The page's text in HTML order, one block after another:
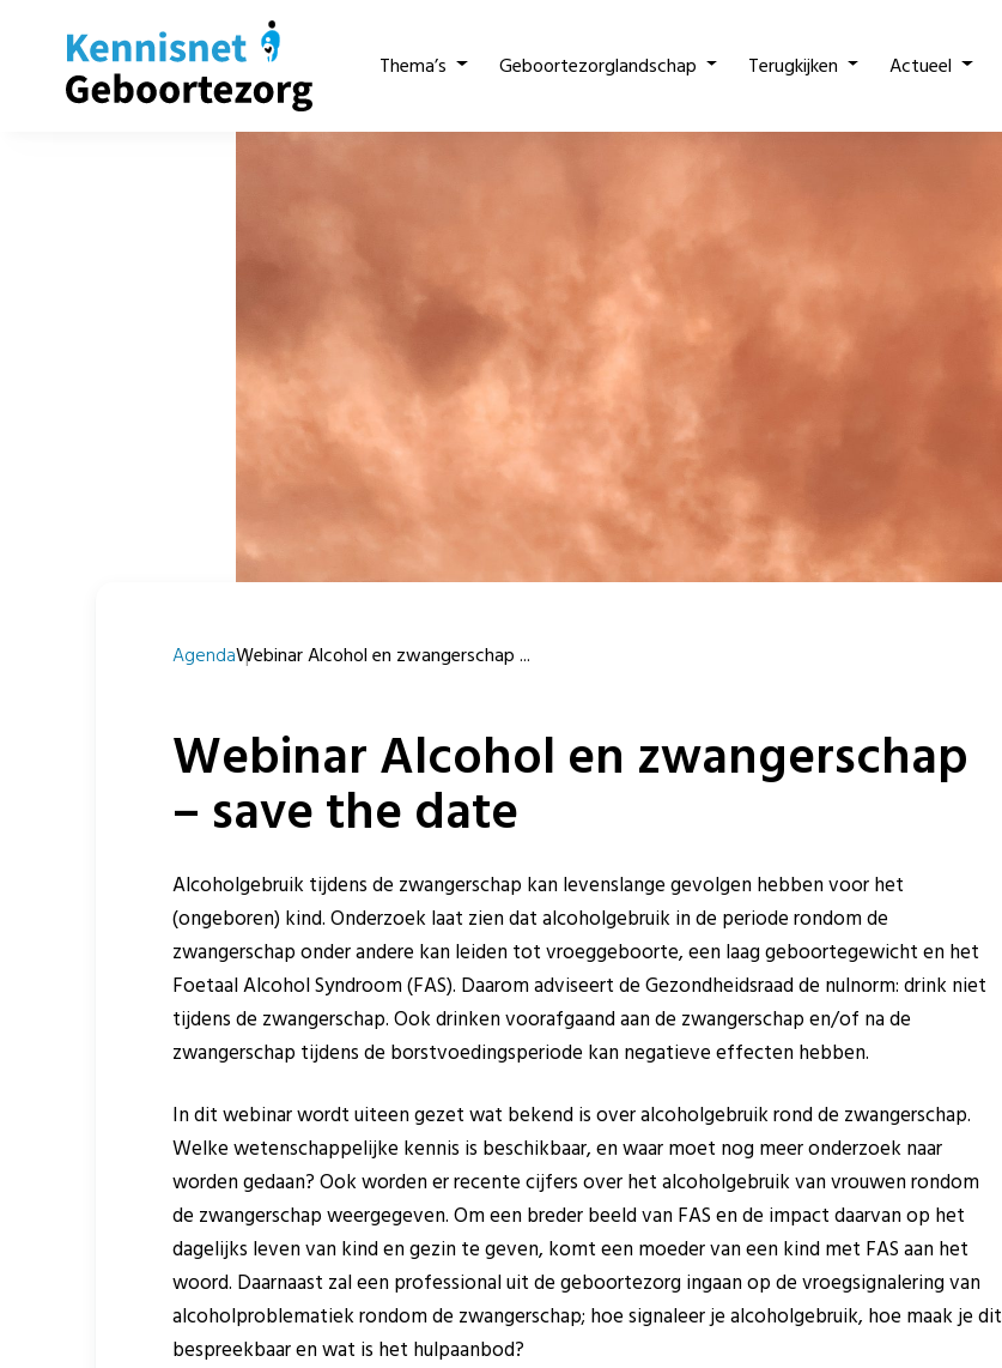
Thema’s Geboortezorglandschap Terugkijken Actueel
AgendaWebinar Alcohol en zwangerschap ...
Webinar Alcohol en zwangerschap
– save the date
Alcoholgebruik tijdens de zwangerschap kan levenslange gevolgen hebben voor het
(ongeboren) kind. Onderzoek laat zien dat alcoholgebruik in de periode rondom de
zwangerschap onder andere kan leiden tot vroeggeboorte, een laag geboortegewicht en het
Foetaal Alcohol Syndroom (FAS). Daarom adviseert de Gezondheidsraad de nulnorm: drink niet
tijdens de zwangerschap. Ook drinken voorafgaand aan de zwangerschap en/of na de
zwangerschap tijdens de borstvoedingsperiode kan negatieve effecten hebben.
In dit webinar wordt uiteen gezet wat bekend is over alcoholgebruik rond de zwangerschap.
Welke wetenschappelijke kennis is beschikbaar, en waar moet nog meer onderzoek naar
worden gedaan? Ook worden er recente cijfers over het alcoholgebruik van vrouwen rondom
de zwangerschap weergegeven. Om een breder beeld van FAS en de impact daarvan op het
dagelijks leven van kind en gezin te geven, komt een moeder van een kind met FAS aan het
woord. Daarnaast zal een professional uit de geboortezorg ingaan op de vroegsignalering van
alcoholproblematiek rondom de zwangerschap; hoe signaleer je alcoholgebruik, hoe maak je dit
bespreekbaar en wat is het hulpaanbod?